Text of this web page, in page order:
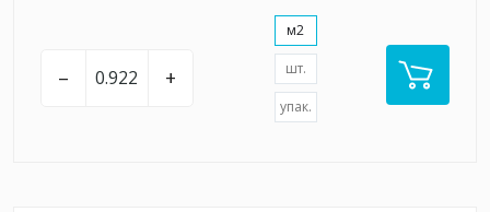
– +
м2
шт.
упак.